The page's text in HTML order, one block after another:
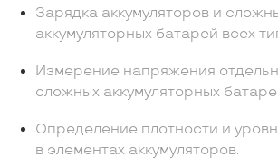
Зарядка аккумуляторов и
аккумуляторных батарей всех
Измерение напряжения
сложных аккумуляторных
Определение плотности и
в элементах аккумуляторов.